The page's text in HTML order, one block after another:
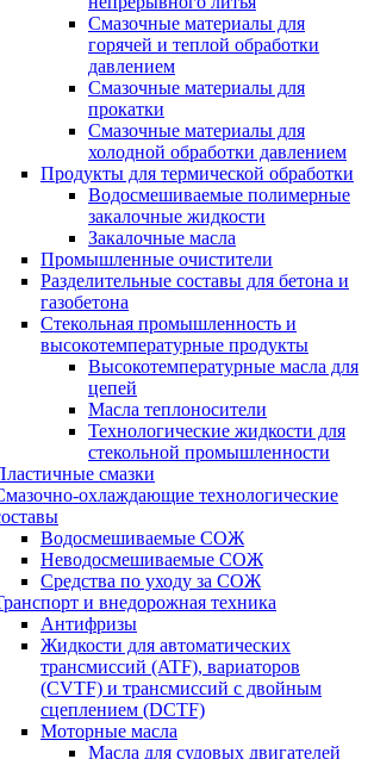
Смазочные материалы для
горячей и теплой обработки
давлением
Смазочные материалы для
прокатки
Смазочные материалы для
холодной обработки давлением
Продукты для термической обработки
Водосмешиваемые полимерные
закалочные жидкости
Закалочные масла
Промышленные очистители
Разделительные составы для бетона и
газобетона
Стекольная промышленность и
высокотемпературные продукты
Высокотемпературные масла для
цепей
Масла теплоносители
Технологические жидкости для
стекольной промышленности
смазки
охлаждающие технологические
Водосмешиваемые СОЖ
Неводосмешиваемые СОЖ
Средства по уходу за СОЖ
и внедорожная техника
Антифризы
Жидкости для автоматических
трансмиссий (ATF), вариаторов
(CVTF) и трансмиссий с двойным
сцеплением (DCTF)
Моторные масла
Масла для судовых двигателей